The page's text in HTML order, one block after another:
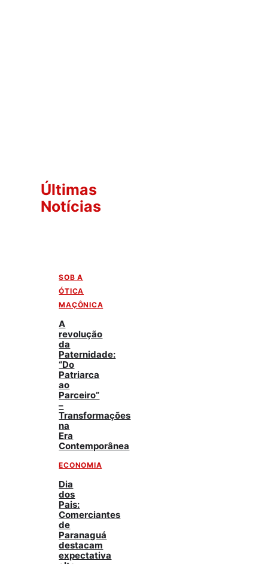
Últimas
Notícias
SOB A
ÓTICA
MAÇÔNICA
A
revolução
da
Paternidade:
“Do
Patriarca
ao
Parceiro”
–
Transformações
na
Era
Contemporânea
ECONOMIA
Dia
dos
Pais:
Comerciantes
de
Paranaguá
destacam
expectativa